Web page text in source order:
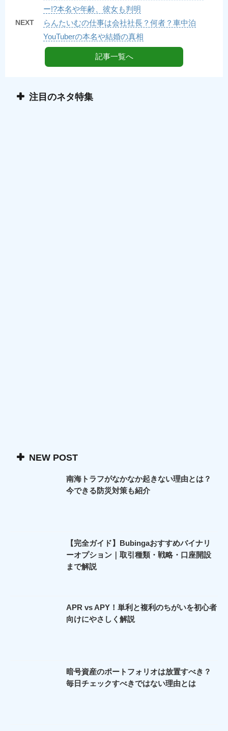
ー!?本名や年齢、彼女も判明
NEXT
らんたいむの仕事は会社社長？何者？車中泊
YouTuberの本名や結婚の真相
記事一覧へ
注目のネタ特集
NEW POST
南海トラフがなかなか起きない理由とは？
今できる防災対策も紹介
【完全ガイド】Bubingaおすすめバイナリ
ーオプション｜取引種類・戦略・口座開設
まで解説
APR vs APY！単利と複利のちがいを初心者
向けにやさしく解説
暗号資産のポートフォリオは放置すべき？
毎日チェックすべきではない理由とは